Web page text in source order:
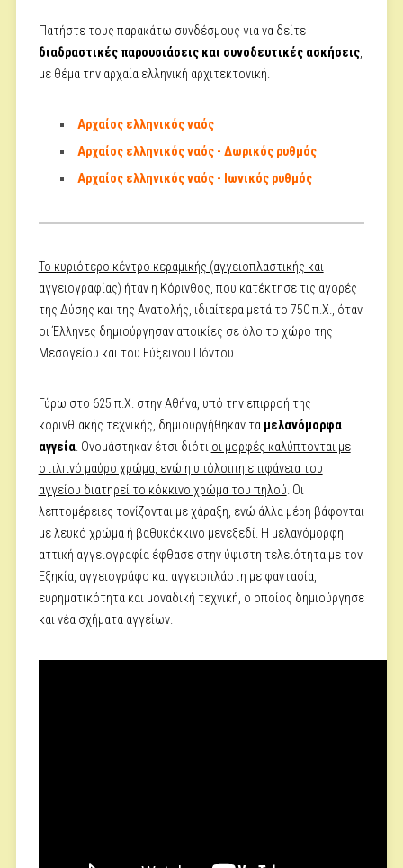
Πατήστε τους παρακάτω συνδέσμους για να δείτε
διαδραστικές παρουσιάσεις και συνοδευτικές ασκήσεις,
με θέμα την αρχαία ελληνική αρχιτεκτονική.
Αρχαίος ελληνικός ναός
Αρχαίος ελληνικός ναός - Δωρικός ρυθμός
Αρχαίος ελληνικός ναός - Ιωνικός ρυθμός
Το κυριότερο κέντρο κεραμικής (αγγειοπλαστικής και
αγγειογραφίας) ήταν η Κόρινθος, που κατέκτησε τις αγορές
της Δύσης και της Ανατολής, ιδιαίτερα μετά το 750 π.Χ., όταν
οι Έλληνες δημιούργησαν αποικίες σε όλο το χώρο της
Μεσογείου και του Εύξεινου Πόντου.
Γύρω στο 625 π.Χ. στην Αθήνα, υπό την επιρροή της
κορινθιακής τεχνικής, δημιουργήθηκαν τα μελανόμορφα
αγγεία. Ονομάστηκαν έτσι διότι οι μορφές καλύπτονται με
στιλπνό μαύρο χρώμα, ενώ η υπόλοιπη επιφάνεια του
αγγείου διατηρεί το κόκκινο χρώμα του πηλού. Οι
λεπτομέρειες τονίζονται με χάραξη, ενώ άλλα μέρη βάφονται
με λευκό χρώμα ή βαθυκόκκινο μενεξεδί. Η μελανόμορφη
αττική αγγειογραφία έφθασε στην ύψιστη τελειότητα με τον
Εξηκία, αγγειογράφο και αγγειοπλάστη με φαντασία,
ευρηματικότητα και μοναδική τεχνική, ο οποίος δημιούργησε
και νέα σχήματα αγγείων.